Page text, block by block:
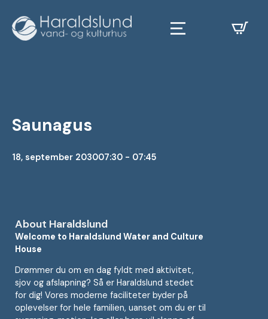
Saunagus
18, september 203007:30 - 07:45
About Haraldslund
Welcome to Haraldslund Water and Culture
House
Drømmer du om en dag fyldt med aktivitet,
sjov og afslapning? Så er Haraldslund stedet
for dig! Vores moderne faciliteter byder på
oplevelser for hele familien, uanset om du er til